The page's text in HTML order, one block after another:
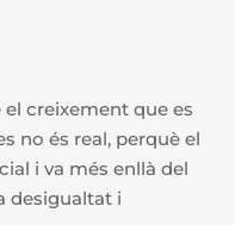
creixement que es
no és real, perquè el
i va més enllà del
desigualtat i